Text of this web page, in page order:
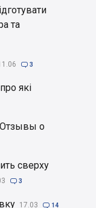
та
 3
які
Отзывы о
сверху
 3
17.03  14